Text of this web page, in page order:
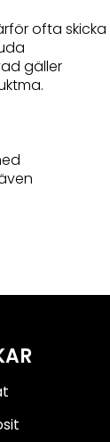
ofta skicka
gäller